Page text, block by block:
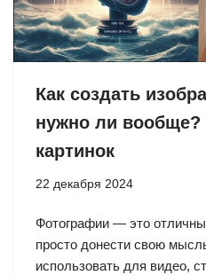
Как создать
нужно ли вообще?
картинок
22 декабря 2024
Фотографии — это
просто донести свою
использовать для видео,